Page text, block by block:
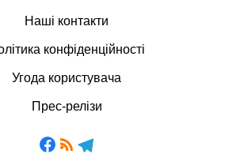
Наші контакти
конфіденційності
Угода користувача
Прес-релізи